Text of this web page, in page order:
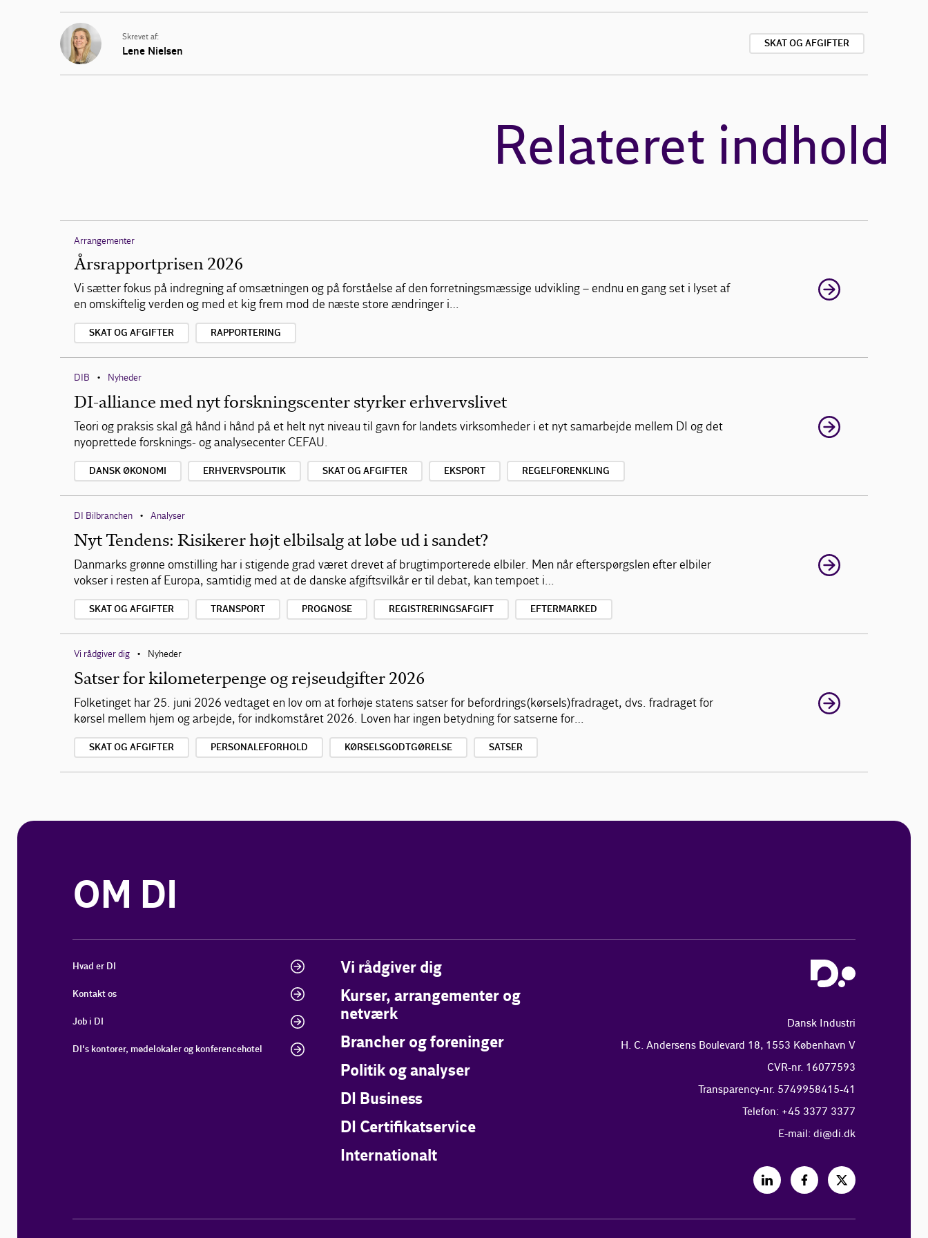
Skrevet af:
Lene Nielsen
SKAT OG AFGIFTER
Relateret indhold
Arrangementer
Årsrapportprisen 2026
Vi sætter fokus på indregning af omsætningen og på forståelse af den forretningsmæssige udvikling – endnu en gang set i lyset af
en omskiftelig verden og med et kig frem mod de næste store ændringer i…
SKAT OG AFGIFTER RAPPORTERING
DIB • Nyheder
DI-alliance med nyt forskningscenter styrker erhvervslivet
Teori og praksis skal gå hånd i hånd på et helt nyt niveau til gavn for landets virksomheder i et nyt samarbejde mellem DI og det
nyoprettede forsknings- og analysecenter CEFAU.
DANSK ØKONOMI ERHVERVSPOLITIK SKAT OG AFGIFTER EKSPORT REGELFORENKLING
DI Bilbranchen • Analyser
Nyt Tendens: Risikerer højt elbilsalg at løbe ud i sandet?
Danmarks grønne omstilling har i stigende grad været drevet af brugtimporterede elbiler. Men når efterspørgslen efter elbiler
vokser i resten af Europa, samtidig med at de danske afgiftsvilkår er til debat, kan tempoet i…
SKAT OG AFGIFTER TRANSPORT PROGNOSE REGISTRERINGSAFGIFT EFTERMARKED
Vi rådgiver dig • Nyheder
Satser for kilometerpenge og rejseudgifter 2026
Folketinget har 25. juni 2026 vedtaget en lov om at forhøje statens satser for befordrings(kørsels)fradraget, dvs. fradraget for
kørsel mellem hjem og arbejde, for indkomståret 2026. Loven har ingen betydning for satserne for…
SKAT OG AFGIFTER PERSONALEFORHOLD KØRSELSGODTGØRELSE SATSER
OM DI
Hvad er DI
Kontakt os
Job i DI
DI's kontorer, mødelokaler og konferencehotel
Vi rådgiver dig
Kurser, arrangementer og
netværk
Brancher og foreninger
Politik og analyser
DI Business
DI Certifikatservice
Internationalt
Dansk Industri
H. C. Andersens Boulevard 18, 1553 København V
CVR-nr. 16077593
Transparency-nr. 5749958415-41
Telefon: +45 3377 3377
E-mail: di@di.dk